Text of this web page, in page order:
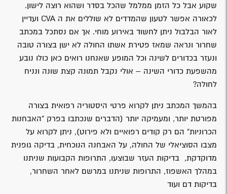
שקוע אבל כל הזמן ממלמל שהכל בסדר ושהוא רוצה לישון.
לכאורה אפשר לטעון שהמדדים לא שוללים את ה CVA ועדיין
לאור הבלבול ניתן לחשוד באירוע מוחי. אך אם נסתכל במכתב
שחרור ונראה שמאז פטירת אשתו החולה לא ישן בצורה טובה
ונעזר בכדורים לשינה וכל המופע שאנחנו רואים כאן כולו נובע
מהשפעת כדורי השינה – אולי נקבל תמונה קצת שונה ונניח
לחולה?
בהמשך המכתב ניתן לקרוא פרטי היסטוריה רפואית בצורה
מפורטת יותר, ומעמיקה יותר (הדברים שנכתבו בפרק "האבחנות
הכרוניות" הם רק קודים רפואיים ולא פירוט), ניתן לקרוא על
מצבו הסוציאלי של החולה, על האבחנה הנוכחית, בדיקה גופנית
מדוקדקת, בדיקות העזר שבוצעו, התרופות הקבועות שניתנו
במהלך האשפוז, התרופות שניתנו במרשם לאחר השחרור,
בדיקות דם ועוד